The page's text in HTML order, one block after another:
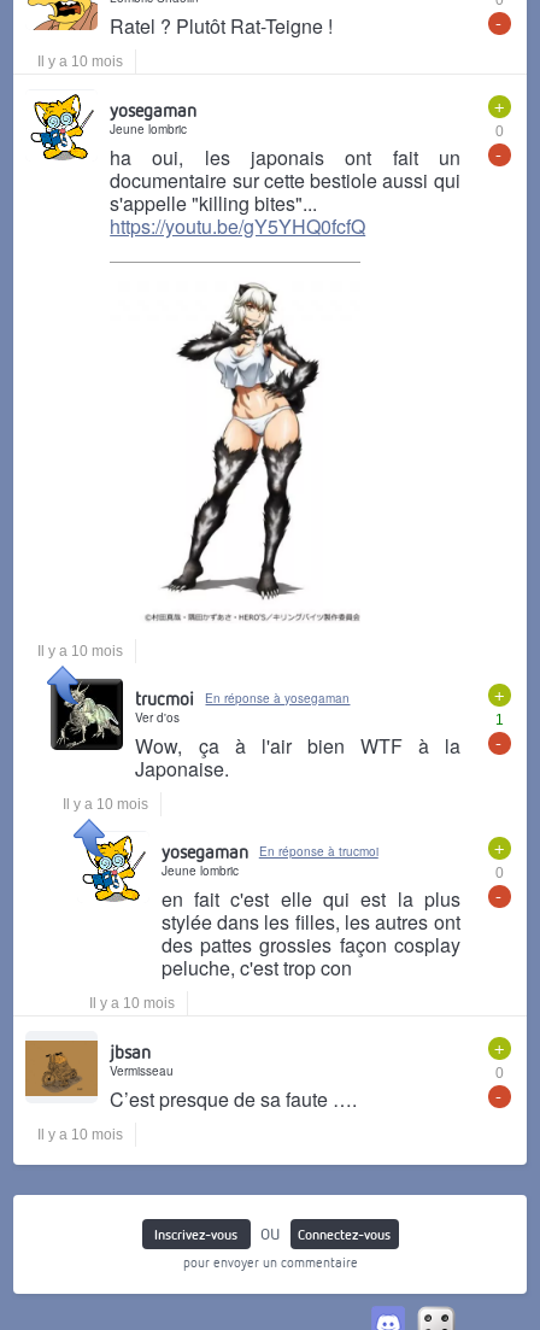
-
Ratel ? Plutôt Rat-Teigne !
Il y a 10 mois
+
0
-
yosegaman
Jeune lombric
ha oui, les japonais ont fait un
documentaire sur cette bestiole aussi qui
s'appelle "killing bites"...
https://youtu.be/gY5YHQ0fcfQ
Il y a 10 mois
+
1
-
trucmoi
En réponse à yosegaman
Ver d'os
Wow, ça à l'air bien WTF à la
Japonaise.
Il y a 10 mois
+
0
-
yosegaman
En réponse à trucmoi
Jeune lombric
en fait c'est elle qui est la plus
stylée dans les filles, les autres ont
des pattes grossies façon cosplay
peluche, c'est trop con
Il y a 10 mois
+
0
-
jbsan
Vermisseau
C’est presque de sa faute ….
Il y a 10 mois
Inscrivez-vous ou
Connectez-vous
pour envoyer un commentaire